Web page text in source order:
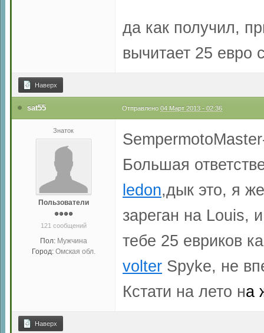
да как получил,
вычитает 25 евро
Наверх
sat55 Отправлено 04 Март 2013 - 02:36
Знаток
Пользователи
121 сообщений
Пол: Мужчина
Город: Омская обл.
Большая
ledon,дык это, я
зареган на Louis,
тебе 25 евриков
volter Spyke, не
Кстати на лето на
Наверх